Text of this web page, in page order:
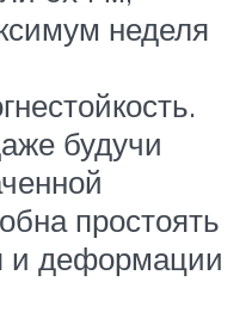
неделя
будучи
простоять
и деформации